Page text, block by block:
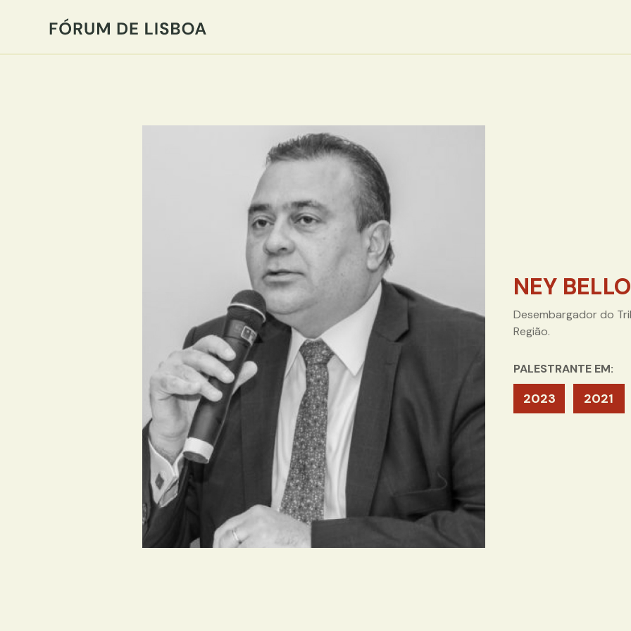
NEY
Desembargador do
Região.
PALESTRANTE EM:
2023 2021